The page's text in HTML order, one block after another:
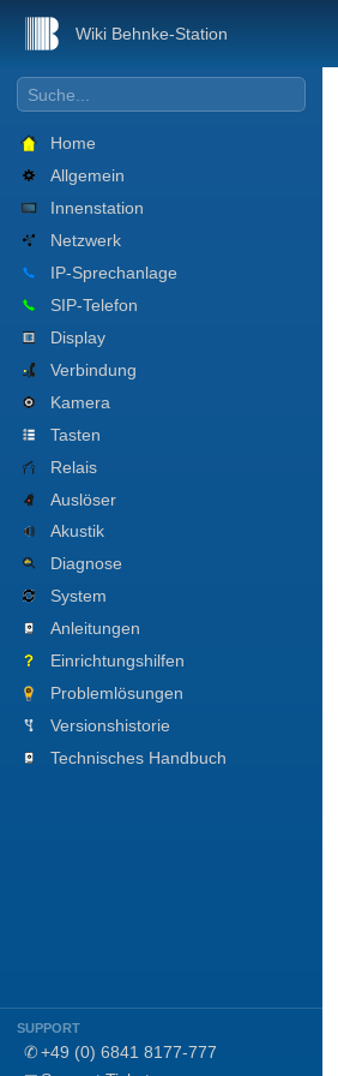
Wiki Behnke-Station
Home
Allgemein
Innenstation
Netzwerk
IP-Sprechanlage
SIP-Telefon
Display
Verbindung
Kamera
Tasten
Relais
Auslöser
Akustik
Diagnose
System
Anleitungen
Einrichtungshilfen
Problemlösungen
Versionshistorie
Technisches Handbuch
SUPPORT
✆ +49 (0) 6841 8177-777